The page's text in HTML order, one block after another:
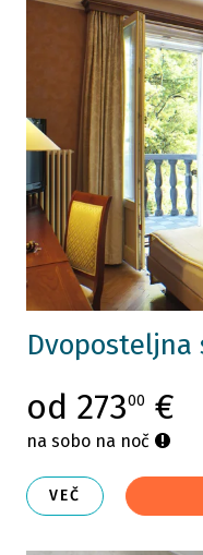
Dvoposteljna
od 27300 €
na sobo na noč
VEČ